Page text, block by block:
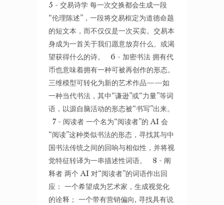
5 - 交易诗学 每一次交换都会生成一段
“伦理陈述”，一段将交易框定为道德命题
的短文本，而不仅仅是一次买卖。交易本
身成为一首关于我们愿意放弃什么、或渴
望获得什么的诗。 6 - 加密书法 拥有代
币也意味着拥有一种可被再创作的形态。
三维模型可转化为新的艺术作品——如
一种当代书法，其中“谦逊”或“力量”等词
语，以源自脑活动的形态被“书写”出来。
7 - 阅读者 一个名为“阅读者”的 AI 会
“阅读”这种类似书法的形态，寻找其与中
国书法传统之间的回响与相似性，并将视
觉特征转译为一串描述性词语。 8 - 阐
释者 两个 AI 对“阅读者”的词语作出回
应： 一个希望成为艺术家，生成视觉化
的诠释； 一个带有营销偏向, 寻找具有说